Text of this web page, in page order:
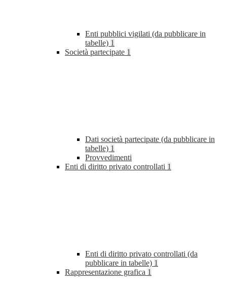
Enti pubblici vigilati (da pubblicare in
tabelle) 1
Società partecipate 1
Dati società partecipate (da pubblicare in
tabelle) 1
Provvedimenti
Enti di diritto privato controllati 1
Enti di diritto privato controllati (da
pubblicare in tabelle) 1
Rappresentazione grafica 1